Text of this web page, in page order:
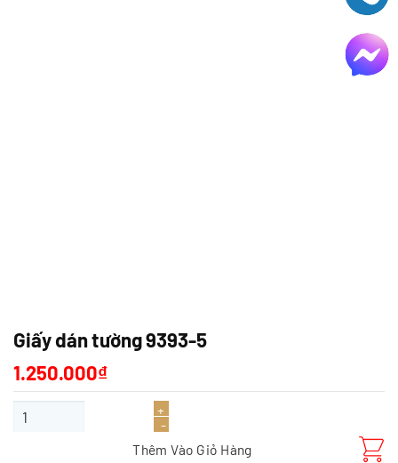
Giấy dán tường 9393-5
1.250.000₫
Giấy dán tường 9393-5 số lượng
Thêm Vào Giỏ Hàng